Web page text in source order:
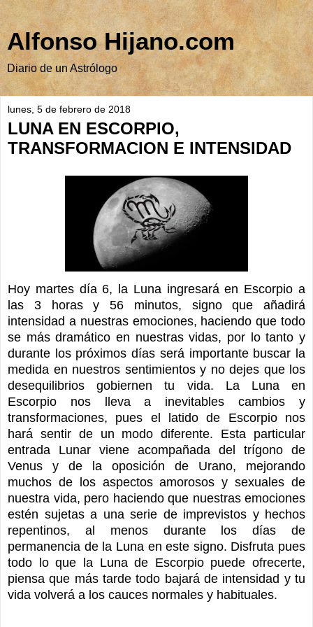
Alfonso Hijano.com
Diario de un Astrólogo
lunes, 5 de febrero de 2018
LUNA EN ESCORPIO,
TRANSFORMACION E INTENSIDAD
Hoy martes día 6, la Luna ingresará en Escorpio a
las 3 horas y 56 minutos, signo que añadirá
intensidad a nuestras emociones, haciendo que todo
se más dramático en nuestras vidas, por lo tanto y
durante los próximos días será importante buscar la
medida en nuestros sentimientos y no dejes que los
desequilibrios gobiernen tu vida. La Luna en
Escorpio nos lleva a inevitables cambios y
transformaciones, pues el latido de Escorpio nos
hará sentir de un modo diferente. Esta particular
entrada Lunar viene acompañada del trígono de
Venus y de la oposición de Urano, mejorando
muchos de los aspectos amorosos y sexuales de
nuestra vida, pero haciendo que nuestras emociones
estén sujetas a una serie de imprevistos y hechos
repentinos, al menos durante los días de
permanencia de la Luna en este signo. Disfruta pues
todo lo que la Luna de Escorpio puede ofrecerte,
piensa que más tarde todo bajará de intensidad y tu
vida volverá a los cauces normales y habituales.